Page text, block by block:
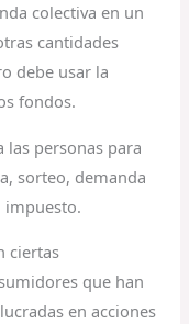
colectiva en un
cantidades
debe usar la
fondos.
las personas para
sorteo, demanda
impuesto.
ciertas
que han
en acciones